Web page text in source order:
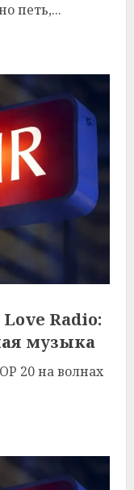
петь,...
Love Radio:
музыка
20 на волнах